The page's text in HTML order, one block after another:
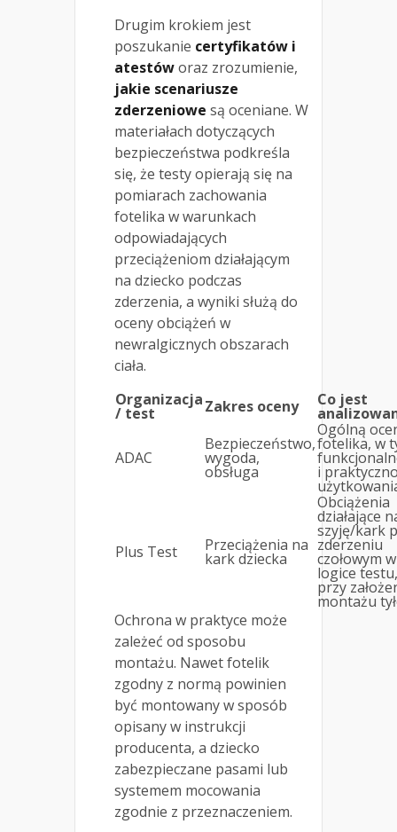
Drugim krokiem jest
poszukanie certyfikatów i
atestóworaz zrozumienie,
jakie scenariusze
zderzeniowe są oceniane. W
materiałach dotyczących
bezpieczeństwa podkreśla
się, że testy opierają się na
pomiarach zachowania
fotelika w warunkach
odpowiadających
przeciążeniom działającym
na dziecko podczas
zderzenia, a wyniki służą do
oceny obciążeń w
newralgicznych obszarach
ciała.
Organizacja
/ test Zakres oceny Co jest
ADAC
Bezpieczeństwo,
wygoda,
obsługa
Ogólną
fotelika, w
i
Plus Test Przeciążenia na
kark dziecka
Obciążenia
działające
szyję/kark
zderzeniu
czołowym w
logice testu,
przy
montażu
Ochrona w praktyce może
zależeć od sposobu
montażu. Nawet fotelik
zgodny z normą powinien
być montowany w sposób
opisany w instrukcji
producenta, a dziecko
zabezpieczane pasami lub
systemem mocowania
zgodnie z przeznaczeniem.